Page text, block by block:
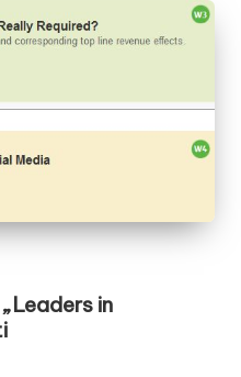
in